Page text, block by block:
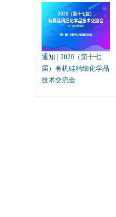
通知 | 2020（第十七
届）有机硅精细化学品
技术交流会